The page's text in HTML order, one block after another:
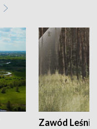
Zawód Leśnik